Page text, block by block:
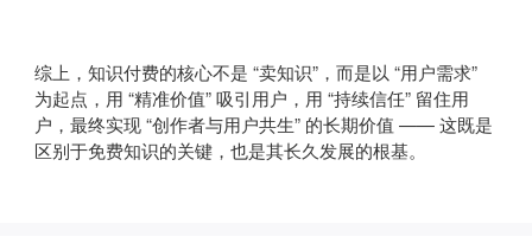
综上，知识付费的核心不是 “卖知识”，而是以 “用户需求”
为起点，用 “精准价值” 吸引用户，用 “持续信任” 留住用
户，最终实现 “创作者与用户共生” 的长期价值 —— 这既是
区别于免费知识的关键，也是其长久发展的根基。